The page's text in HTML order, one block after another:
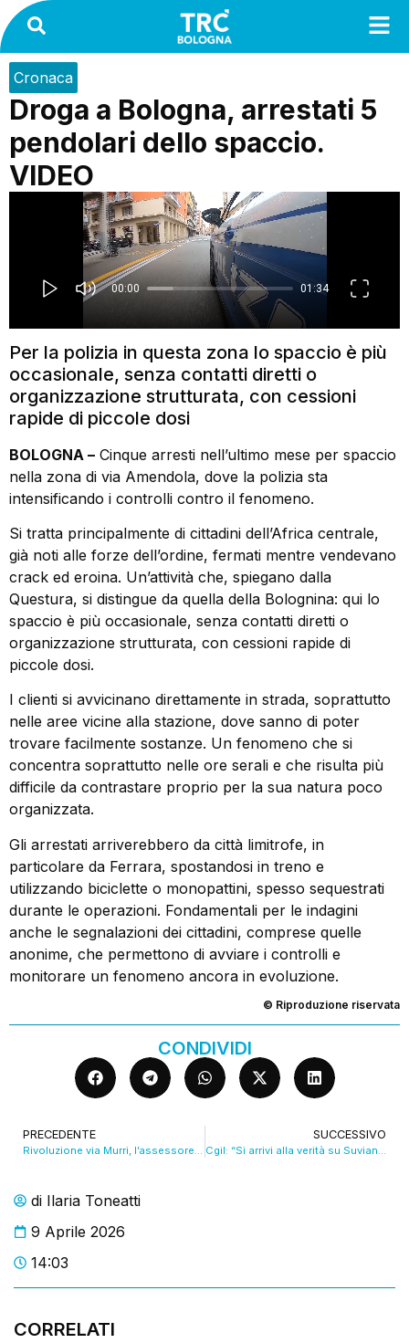
di Ilaria Toneatti
9 Aprile 2026
14:03
CORRELATI
Cronaca
Droga a Bologna, arrestati 5
pendolari dello spaccio.
VIDEO
Per la polizia in questa zona lo spaccio è più
occasionale, senza contatti diretti o
organizzazione strutturata, con cessioni
rapide di piccole dosi
BOLOGNA – Cinque arresti nell’ultimo mese per spaccio
nella zona di via Amendola, dove la polizia sta
intensificando i controlli contro il fenomeno.
Si tratta principalmente di cittadini dell’Africa centrale,
già noti alle forze dell’ordine, fermati mentre vendevano
crack ed eroina. Un’attività che, spiegano dalla
Questura, si distingue da quella della Bolognina: qui lo
spaccio è più occasionale, senza contatti diretti o
organizzazione strutturata, con cessioni rapide di
piccole dosi.
I clienti si avvicinano direttamente in strada, soprattutto
nelle aree vicine alla stazione, dove sanno di poter
trovare facilmente sostanze. Un fenomeno che si
concentra soprattutto nelle ore serali e che risulta più
difficile da contrastare proprio per la sua natura poco
organizzata.
Gli arrestati arriverebbero da città limitrofe, in
particolare da Ferrara, spostandosi in treno e
utilizzando biciclette o monopattini, spesso sequestrati
durante le operazioni. Fondamentali per le indagini
anche le segnalazioni dei cittadini, comprese quelle
anonime, che permettono di avviare i controlli e
monitorare un fenomeno ancora in evoluzione.
© Riproduzione riservata
CONDIVIDI
PRECEDENTE
Rivoluzione via Murri, l’assessore Campaniello racconta il progetto. VIDEO
SUCCESSIVO
Cgil: “Si arrivi alla verità su Suviana anche per il suo futuro”. VIDEO